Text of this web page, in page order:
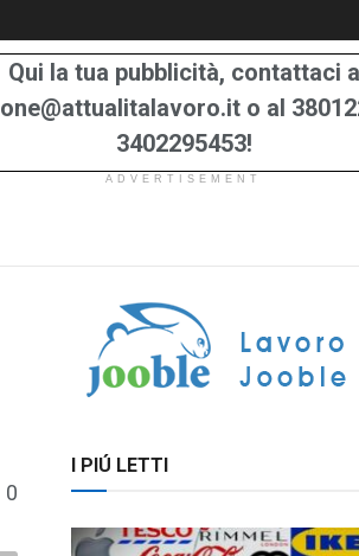
Qui la tua pubblicità, contattaci a
o al
3402295453!
ADVERTISEMENT
0
I PIÚ LETTI